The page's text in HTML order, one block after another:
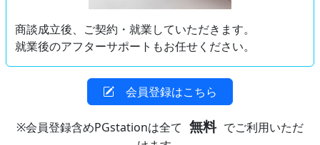
商談成立後、ご契約・就業していただきます。
就業後のアフターサポートもお任せください。
会員登録はこちら
※会員登録含めPGstationは全て 無料 でご利用いただ